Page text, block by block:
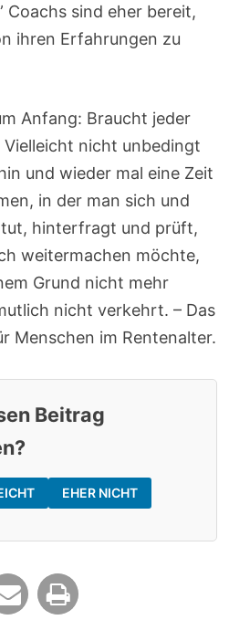
Coachs sind eher bereit,
ihren Erfahrungen zu
Anfang: Braucht jeder
Vielleicht nicht unbedingt
und wieder mal eine Zeit
in der man sich und
tut, hinterfragt und prüft,
weitermachen möchte,
Grund nicht mehr
nicht verkehrt. – Das
Menschen im Rentenalter.
Beitrag
EHER NICHT